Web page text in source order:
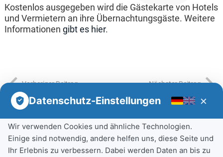
Kostenlos ausgegeben wird die Gästekarte von Hotels
und Vermietern an ihre Übernachtungsgäste. Weitere
Informationen gibt es hier.
Vorheriger Beitrag Nächster Beitrag
Datenschutz-Einstellungen ×
Wir verwenden Cookies und ähnliche Technologien.
Einige sind notwendig, andere helfen uns, diese Seite und
Ihr Erlebnis zu verbessern. Dabei werden Daten an bis zu